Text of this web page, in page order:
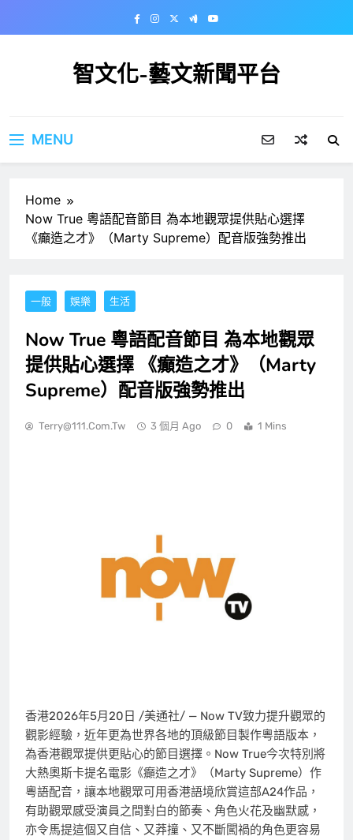
智文化-藝文新聞平台
MENU
Home
Now True 粵語配音節目 為本地觀眾提供貼心選擇
《癲造之才》（Marty Supreme）配音版強勢推出
一般 娛樂 生活
Now True 粵語配音節目 為本地觀眾
提供貼心選擇 《癲造之才》（Marty
Supreme）配音版強勢推出
Terry@111.com.tw 3 個月 Ago 0 1 Mins
香港2026年5月20日 /美通社/ — Now TV致力提升觀眾的
觀影經驗，近年更為世界各地的頂級節目製作粵語版本，
為香港觀眾提供更貼心的節目選擇。Now True今次特別將
大熱奧斯卡提名電影《癲造之才》（Marty Supreme）作
粵語配音，讓本地觀眾可用香港語境欣賞這部A24作品，
有助觀眾感受演員之間對白的節奏、角色火花及幽默感，
亦令馬提這個又自信、又莽撞、又不斷闖禍的角色更容易